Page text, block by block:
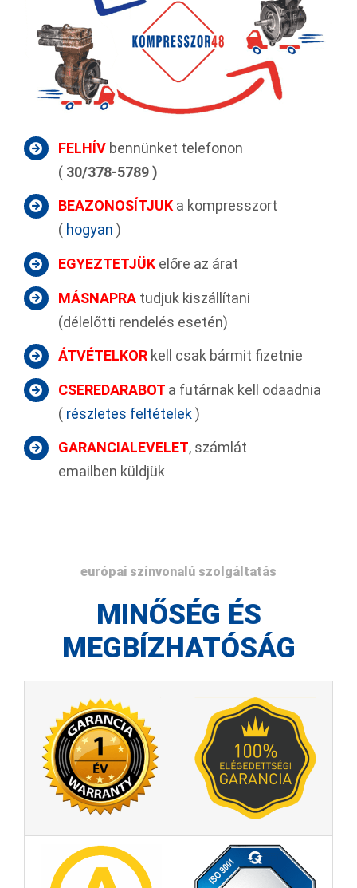
FELHÍV bennünket telefonon
( 30/378-5789 )
BEAZONOSÍTJUK a kompresszort
( hogyan )
EGYEZTETJÜK előre az árat
MÁSNAPRA tudjuk kiszállítani
(délelőtti rendelés esetén)
ÁTVÉTELKOR kell csak bármit fizetnie
CSEREDARABOT a futárnak kell odaadnia
( részletes feltételek)
GARANCIALEVELET, számlát
emailben küldjük
európai színvonalú szolgáltatás
MINŐSÉG ÉS
MEGBÍZHATÓSÁG